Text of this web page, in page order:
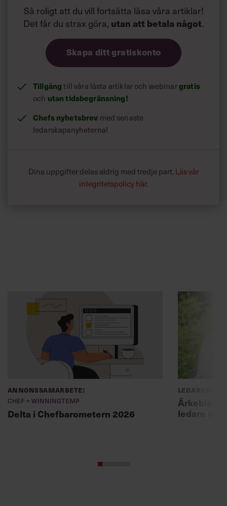
Så roligt att du vill fortsätta läsa våra artiklar!
Det får du strax göra, utan att betala något.
Skapa ditt gratiskonto
Tillgång till våra låsta artiklar och webinargratis
och utan tidsbegränsning!
Chefs nyhetsbrev med senaste
ledarskapsnyheterna!
Dina uppgifter delas aldrig med tredje part. Läs vår
integritetspolicy här.
Annonssamarbete:
Chef + Winningtemp
Delta i Chefbarometern 2026
ledare att